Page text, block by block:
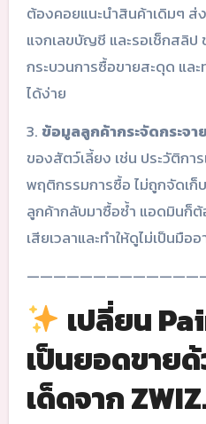
ต้องคอยแนะนำสินค้าเดิมๆ ส่
แจกเลขบัญชี และรอเช็กสลิป
กระบวนการซื้อขายสะดุด แล
ได้ง่าย
3. ข้อมูลลูกค้ากระจัดกระจา
ของสัตว์เลี้ยง เช่น ประวัติก
พฤติกรรมการซื้อ ไม่ถูกจัดเก็บ
ลูกค้ากลับมาซื้อซ้ำ แอดมินก็
เสียเวลาและทำให้ดูไม่เป็นมือ
เปลี่ยน
เป็นยอดขาย
เด็ดจาก